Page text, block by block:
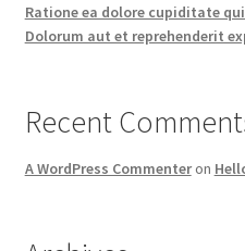
Ratione ea dolore cupiditate
Dolorum aut et reprehenderit
Recent
A WordPress Commenteron